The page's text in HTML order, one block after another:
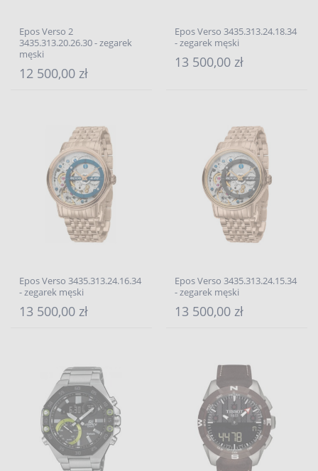
Epos Verso 2
3435.313.20.26.30 - zegarek
męski
12 500,00 zł
Epos Verso 3435.313.24.18.34
- zegarek męski
13 500,00 zł
Epos Verso 3435.313.24.16.34
- zegarek męski
13 500,00 zł
Epos Verso 3435.313.24.15.34
- zegarek męski
13 500,00 zł